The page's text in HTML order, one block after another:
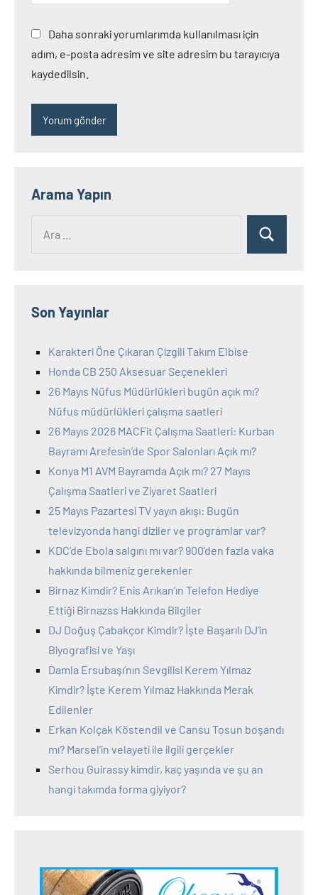
Daha sonraki yorumlarımda kullanılması için
adım, e-posta adresim ve site adresim bu tarayıcıya
kaydedilsin.
Arama Yapın
Ara
Son Yayınlar
Karakteri Öne Çıkaran Çizgili Takım Elbise
Honda CB 250 Aksesuar Seçenekleri
26 Mayıs Nüfus Müdürlükleri bugün açık mı?
Nüfus müdürlükleri çalışma saatleri
26 Mayıs 2026 MACFit Çalışma Saatleri: Kurban
Bayramı Arefesin’de Spor Salonları Açık mı?
Konya M1 AVM Bayramda Açık mı? 27 Mayıs
Çalışma Saatleri ve Ziyaret Saatleri
25 Mayıs Pazartesi TV yayın akışı: Bugün
televizyonda hangi diziler ve programlar var?
KDC’de Ebola salgını mı var? 900’den fazla vaka
hakkında bilmeniz gerekenler
Birnaz Kimdir? Enis Arıkan’ın Telefon Hediye
Ettiği Birnazss Hakkında Bilgiler
DJ Doğuş Çabakçor Kimdir? İşte Başarılı DJ’in
Biyografisi ve Yaşı
Damla Ersubaşı’nın Sevgilisi Kerem Yılmaz
Kimdir? İşte Kerem Yılmaz Hakkında Merak
Edilenler
Erkan Kolçak Köstendil ve Cansu Tosun boşandı
mı? Marsel’in velayeti ile ilgili gerçekler
Serhou Guirassy kimdir, kaç yaşında ve şu an
hangi takımda forma giyiyor?